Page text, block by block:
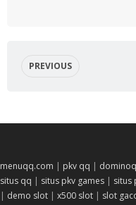
PREVIOUS
menuqq.com | pkv qq |
situs qq | situs pkv games | situs
| demo slot | x500 slot | slot